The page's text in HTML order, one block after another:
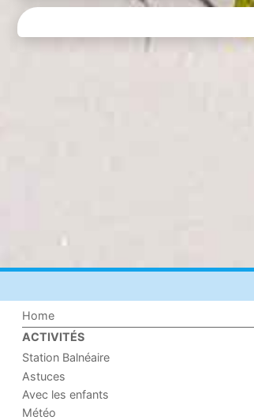
Home
ACTIVITÉS
Station Balnéaire
Astuces
Avec les enfants
Météo